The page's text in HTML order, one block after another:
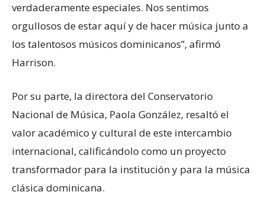
verdaderamente especiales. Nos sentimos
orgullosos de estar aquí y de hacer música junto a
los talentosos músicos dominicanos”, afirmó
Harrison.
Por su parte, la directora del Conservatorio
Nacional de Música, Paola González, resaltó el
valor académico y cultural de este intercambio
internacional, calificándolo como un proyecto
transformador para la institución y para la música
clásica dominicana.